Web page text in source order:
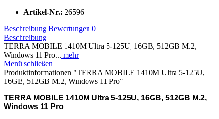
Artikel-Nr.: 26596
Beschreibung Bewertungen 0
Beschreibung
TERRA MOBILE 1410M Ultra 5-125U, 16GB, 512GB M.2,
Windows 11 Pro... mehr
Menü schließen
Produktinformationen "TERRA MOBILE 1410M Ultra 5-125U,
16GB, 512GB M.2, Windows 11 Pro"
TERRA MOBILE 1410M Ultra 5-125U, 16GB, 512GB M.2,
Windows 11 Pro